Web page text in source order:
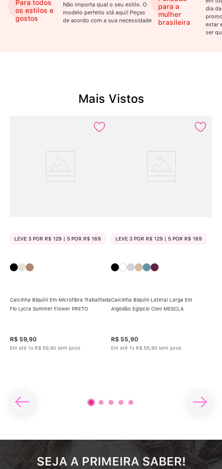
Para todos
os estilos e
gostos
Não importa qual o seu estilo. O
modelo perfeito stá aqui! Peças
de acordo com a sua necessidade
para a
mulher
brasileira
dia
estar
ser
Mais Vistos
LEVE 3 POR R$ 129 | 5 POR R$ 169
Calcinha Biquíni Em Microfibra Trabalhada
Fio Lycra Summer Flower PRETO
R$ 59,90
Em até 1x R$ 59 90 sem juros
LEVE 3 POR R$ 129 | 5 POR R$ 169
Calcinha Biquíni Lateral Larga Em
Algodão Egípcio Cleo MESCLA
R$ 55,90
Em até 1x R$ 55 90 sem juros
SEJA A PRIMEIRA SABER!